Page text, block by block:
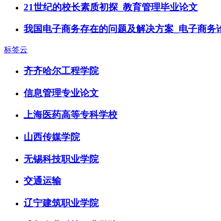
21世纪的校长素质初探_教育管理毕业论文
我国电子商务存在的问题及解决方案_电子商务
标签云
齐齐哈尔工程学院
信息管理专业论文
上海医药高等专科学校
山西传媒学院
无锡科技职业学院
交通运输
辽宁建筑职业学院